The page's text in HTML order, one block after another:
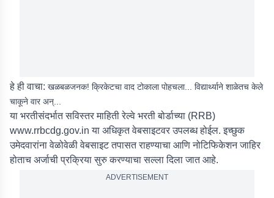
हे ही वाचा: खळबळजनक! क्रिकेटचा वाद टोकाला पोहचला... विद्यार्थ्याने शाळेतच केले
चाकूने वार अन्...
या भरतीसंदर्भात सविस्तर माहिती रेल्वे भरती बोर्डाच्या (RRB)
www.rrbcdg.gov.in या अधिकृत वेबसाइटवर उपलब्ध होईल. इच्छुक
उमेदवारांना वेळोवेळी वेबसाइट तपासत राहण्याचा आणि नोटिफिकेशन जाहिर
होताच अर्जाची प्रक्रिया सुरु करण्याचा सल्ला दिला जात आहे.
ADVERTISEMENT